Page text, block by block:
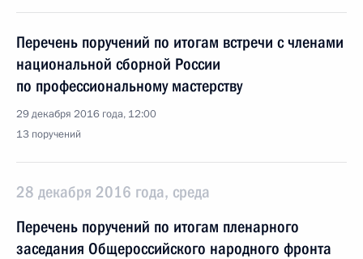
Перечень поручений по итогам встречи с членами
национальной сборной России
по профессиональному мастерству
29 декабря 2016 года, 12:00
13 поручений
28 декабря 2016 года, среда
Перечень поручений по итогам пленарного
заседания Общероссийского народного фронта